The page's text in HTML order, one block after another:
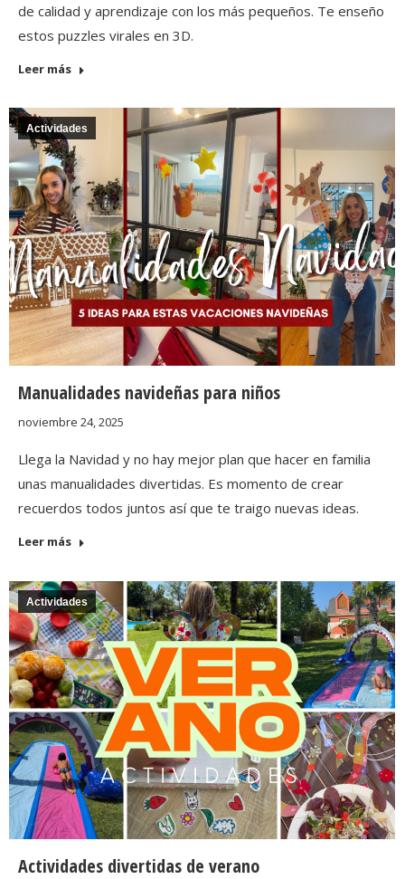
de calidad y aprendizaje con los más pequeños. Te enseño
estos puzzles virales en 3D.
Leer más
Actividades
Manualidades navideñas para niños
noviembre 24, 2025
Llega la Navidad y no hay mejor plan que hacer en familia
unas manualidades divertidas. Es momento de crear
recuerdos todos juntos así que te traigo nuevas ideas.
Leer más
Actividades
Actividades divertidas de verano